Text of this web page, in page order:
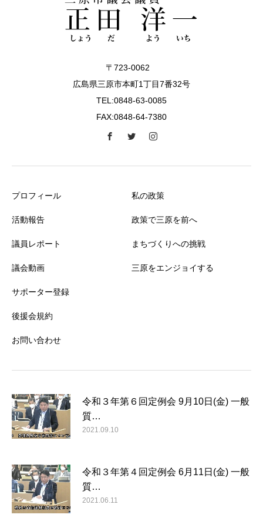
〒723-0062
広島県三原市本町1丁目7番32号
TEL:0848-63-0085
FAX:0848-64-7380
プロフィール
活動報告
議員レポート
議会動画
サポーター登録
後援会規約
お問い合わせ
私の政策
政策で三原を前へ
まちづくりへの挑戦
三原をエンジョイする
令和３年第６回定例会 9月10日(金) 一般
質…
2021.09.10
令和３年第４回定例会 6月11日(金) 一般
質…
2021.06.11